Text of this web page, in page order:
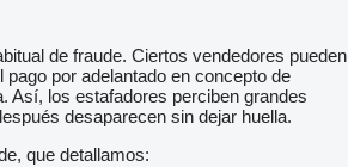
de fraude. Ciertos vendedores pueden
pago por adelantado en concepto de
Así, los estafadores perciben grandes
desaparecen sin dejar huella.
que detallamos: